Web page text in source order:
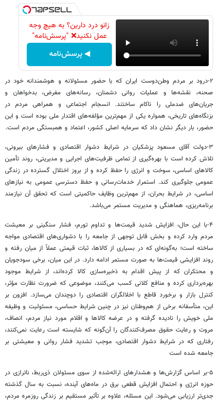
زانو درد دارین؟ به هیچ وجه
عمل نکنید❌ "پرسش‌نامه"
◀ پرسش‌نامه
۲-درود بر مردم وطن‌دوست ایران که با حضور مسئولانه و هوشمندانه خود در
صحنه، نقشه‌ها و عملیات روانی دشمنان، رسانه‌های مغرض، بدخواهان و
جریان‌های ضدملی را ناکام ساختند. انسجام اجتماعی و همراهی مردم در
بزنگاه‌های تاریخی، همواره یکی از مهم‌ترین مؤلفه‌های اقتدار ملی بوده است و این
حضور، بار دیگر نشان داد که سرمایه اصلی کشور، اعتماد و همبستگی مردم است.
۳-دولت آقای مسعود پزشکیان در شرایط دشوار اقتصادی و فشارهای بیرونی،
تلاش کرده است با بهره‌گیری از تمامی ظرفیت‌های اجرایی و مدیریتی، روند تأمین
کالاهای اساسی، سوخت و انرژی را حفظ کرده و از بروز اختلال گسترده در زندگی
عمومی جلوگیری کند. استمرار خدمات‌رسانی و حفظ دسترسی عمومی به نیازهای
اساسی، در شرایط بحران، از مهم‌ترین وظایف حاکمیتی است که تحقق آن نیازمند
برنامه‌ریزی، هماهنگی و مدیریت مستمر می‌باشد.
۴-با این حال، افزایش شدید قیمت‌ها و تداوم تورم، فشار سنگینی بر معیشت
مردم وارد کرده و بخش قابل توجهی از جامعه را با دشواری‌های اقتصادی مواجه
ساخته است؛ به‌گونه‌ای که در بسیاری از کالاها، ثبات قیمتی عملاً از میان رفته و
روند افزایشی قیمت‌ها به صورت مستمر ادامه دارد. در این میان، برخی سودجویان
و محتکران که از پیش اقدام به ذخیره‌سازی کالا کرده‌اند، از شرایط موجود
بهره‌برداری کرده و منافع کلانی کسب می‌کنند، موضوعی که ضرورت نظارت مؤثر،
کنترل بازار و برخورد قاطع با اخلالگران اقتصادی را دوچندان می‌سازد. افزون بر
این، متأسفانه برخی از هم‌وطنان نیز در چنین شرایط حساسی، مسئولیت و وظیفه
ملی خویش را نادیده گرفته و در عرضه کالاها و اقلام مورد نیاز مردم، انصاف،
مروت و رعایت حقوق مصرف‌کنندگان را آن‌گونه که شایسته است رعایت نمی‌کنند،
رفتاری که در شرایط دشوار اقتصادی، موجب تشدید فشار روانی و معیشتی بر
جامعه شده است
۵-بر اساس گزارش‌ها و هشدارهای ارائه‌شده از سوی مسئولان ذی‌ربط، ناترازی در
حوزه انرژی و احتمال افزایش قطعی برق در ماه‌های آینده، نسبت به سال گذشته
جدی‌تر ارزیابی می‌شود. این مسئله، علاوه بر تأثیر مستقیم بر زندگی روزمره مردم،